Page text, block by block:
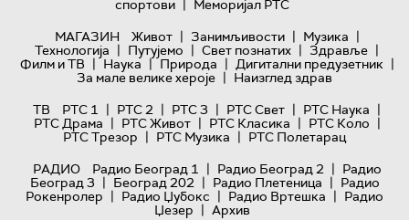
спортови | Меморијал РТС
МАГАЗИН
Живот | Занимљивости | Музика |
Технологијa | Путујемо | Свет познатих | Здравље |
Филм и ТВ | Наука | Природа | Дигитални предузетник |
За мале велике хероје | Наизглед здрав
ТВ
РТС 1 | РТС 2 | РТС 3 | РТС Свет | РТС Наука |
РТС Драма | РТС Живот | РТС Класика | РТС Коло |
РТС Трезор | РТС Музика | РТС Полетарац
РАДИО
Радио Београд 1 | Радио Београд 2 | Радио
Београд 3 | Београд 202 | Радио Плетеница | Радио
Рокенролер | Радио Џубокс | Радио Вртешка | Радио
Џезер | Архив